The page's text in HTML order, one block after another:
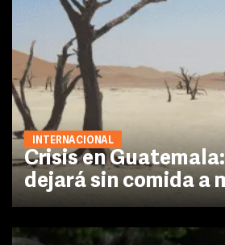
INTERNACIONAL
Crisis en
dejará sin comida a